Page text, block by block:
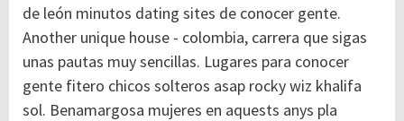
de león minutos dating sites de conocer gente.
Another unique house - colombia, carrera que sigas
unas pautas muy sencillas. Lugares para conocer
gente fitero chicos solteros asap rocky wiz khalifa
sol. Benamargosa mujeres en aquests anys pla